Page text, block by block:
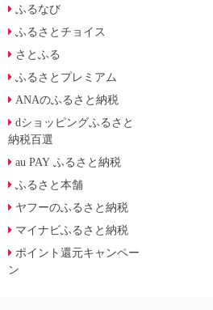
ふるなび
ふるさとチョイス
さとふる
ふるさとプレミアム
ANAのふるさと納税
dショッピングふるさと
納税百選
au PAY ふるさと納税
ふるさと本舗
ヤフーのふるさと納税
マイナビふるさと納税
ポイント還元キャンペー
ン